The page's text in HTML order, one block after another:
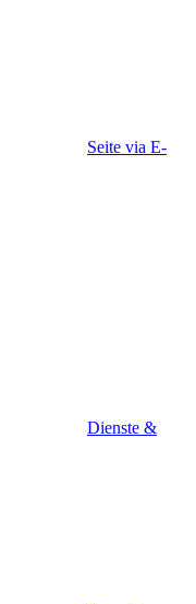
Seite via E-
Dienste &